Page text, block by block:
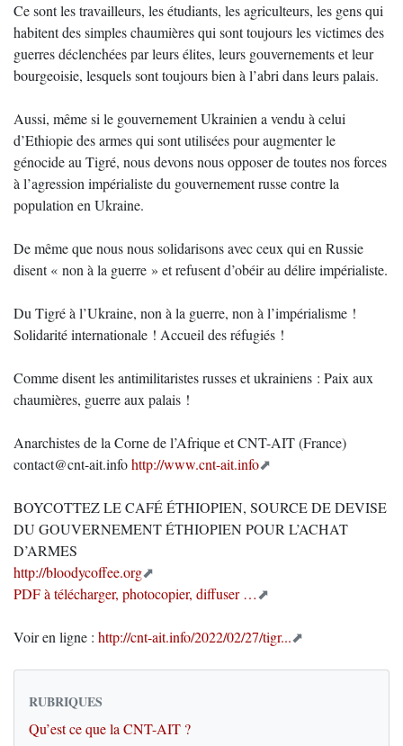
Ce sont les travailleurs, les étudiants, les agriculteurs, les gens qui
habitent des simples chaumières qui sont toujours les victimes des
guerres déclenchées par leurs élites, leurs gouvernements et leur
bourgeoisie, lesquels sont toujours bien à l’abri dans leurs palais.
Aussi, même si le gouvernement Ukrainien a vendu à celui
d’Ethiopie des armes qui sont utilisées pour augmenter le
génocide au Tigré, nous devons nous opposer de toutes nos forces
à l’agression impérialiste du gouvernement russe contre la
population en Ukraine.
De même que nous nous solidarisons avec ceux qui en Russie
disent « non à la guerre » et refusent d’obéir au délire impérialiste.
Du Tigré à l’Ukraine, non à la guerre, non à l’impérialisme !
Solidarité internationale ! Accueil des réfugiés !
Comme disent les antimilitaristes russes et ukrainiens : Paix aux
chaumières, guerre aux palais !
Anarchistes de la Corne de l’Afrique et CNT-AIT (France)
contact@cnt-ait.infohttp://www.cnt-ait.info
BOYCOTTEZ LE CAFÉ ÉTHIOPIEN, SOURCE DE DEVISE
DU GOUVERNEMENT ÉTHIOPIEN POUR L’ACHAT
D’ARMES
http://bloodycoffee.org
PDF à télécharger, photocopier, diffuser …
Voir en ligne : http://cnt-ait.info/2022/02/27/tigr...
RUBRIQUES
Qu’est ce que la CNT-AIT ?